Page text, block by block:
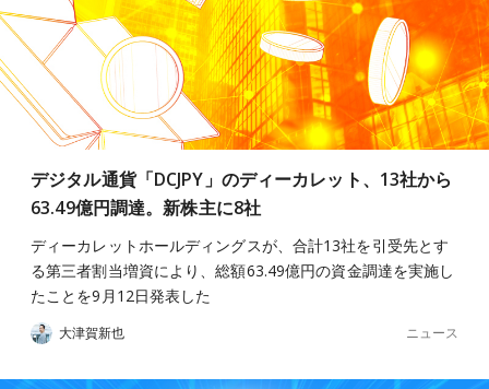
デジタル通貨「DCJPY」のディーカレット、13社から
63.49億円調達。新株主に8社
ディーカレットホールディングスが、合計13社を引受先とす
る第三者割当増資により、総額63.49億円の資金調達を実施し
たことを9月12日発表した
大津賀新也 ニュース